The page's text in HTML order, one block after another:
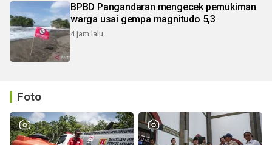
BPBD Pangandaran mengecek pemukiman
warga usai gempa magnitudo 5,3
4 jam lalu
Foto